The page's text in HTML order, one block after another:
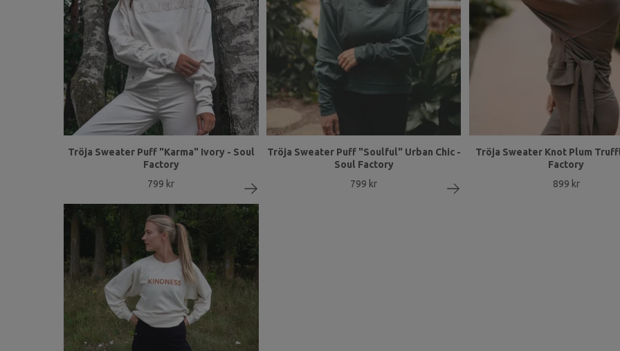
Tröja Sweater Puff "Karma" Ivory - Soul
Factory
799 kr
Tröja Sweater Puff "Soulful" Urban Chic -
Soul Factory
799 kr
Tröja Sweater Knot Plum
Factory
899 kr